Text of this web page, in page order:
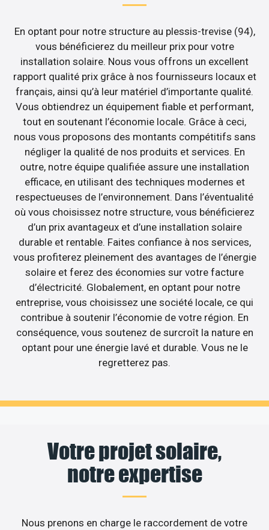
En optant pour notre structure au plessis-trevise (94),
vous bénéficierez du meilleur prix pour votre
installation solaire. Nous vous offrons un excellent
rapport qualité prix grâce à nos fournisseurs locaux et
français, ainsi qu’à leur matériel d’importante qualité.
Vous obtiendrez un équipement fiable et performant,
tout en soutenant l’économie locale. Grâce à ceci,
nous vous proposons des montants compétitifs sans
négliger la qualité de nos produits et services. En
outre, notre équipe qualifiée assure une installation
efficace, en utilisant des techniques modernes et
respectueuses de l’environnement. Dans l’éventualité
où vous choisissez notre structure, vous bénéficierez
d’un prix avantageux et d’une installation solaire
durable et rentable. Faites confiance à nos services,
vous profiterez pleinement des avantages de l’énergie
solaire et ferez des économies sur votre facture
d’électricité. Globalement, en optant pour notre
entreprise, vous choisissez une société locale, ce qui
contribue à soutenir l’économie de votre région. En
conséquence, vous soutenez de surcroît la nature en
optant pour une énergie lavé et durable. Vous ne le
regretterez pas.
Votre projet solaire,
notre expertise
Nous prenons en charge le raccordement de votre